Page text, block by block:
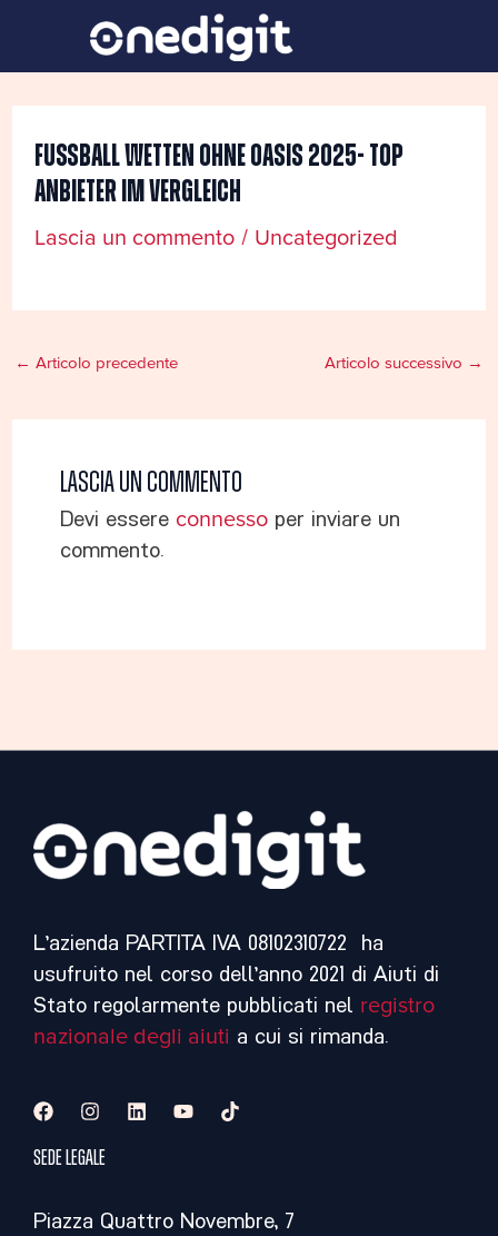
contenuto
Fußball Wetten Ohne Oasis 2025- Top
Anbieter Im Vergleich
Lascia un commento / Uncategorized
← Articolo precedente Articolo successivo →
Lascia un commento
Devi essere connessoper inviare un
commento.
L’azienda PARTITA IVA 08102310722 ha
usufruito nel corso dell’anno 2021 di Aiuti di
Stato regolarmente pubblicati nel registro
nazionale degli aiuti a cui si rimanda.
Sede legale
Piazza Quattro Novembre, 7